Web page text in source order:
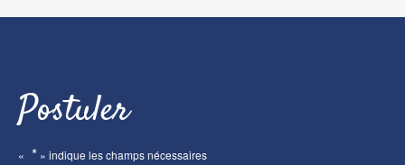
Postuler
« * » indique les champs nécessaires